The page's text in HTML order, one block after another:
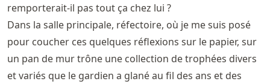
remporterait-il pas tout ça chez lui ?
Dans la salle principale, réfectoire, où je me suis posé
pour coucher ces quelques réflexions sur le papier, sur
un pan de mur trône une collection de trophées divers
et variés que le gardien a glané au fil des ans et des